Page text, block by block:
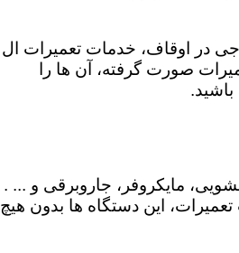
جی در اوقاف، خدمات تعمیرات ال
صورت گرفته، آن ها را
باشید.
مایکروفر، جاروبرقی و ... .
این دستگاه ها بدون هیچ